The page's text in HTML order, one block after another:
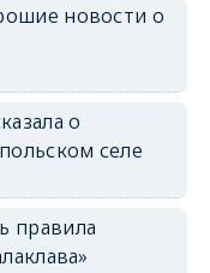
новости о
о
селе
правила